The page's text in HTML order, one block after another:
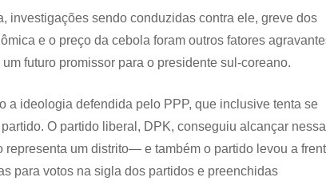
investigações sendo conduzidas contra ele, greve dos
e o preço da cebola foram outros fatores
futuro promissor para o presidente sul-coreano.
a ideologia defendida pelo PPP, que inclusive tenta se
O partido liberal, DPK, conseguiu alcançar
um distrito— e também o partido levou a
para votos na sigla dos partidos e preenchidas